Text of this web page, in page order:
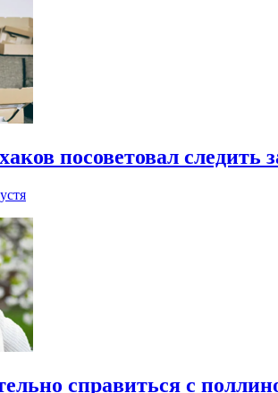
посоветовал следить
справиться с